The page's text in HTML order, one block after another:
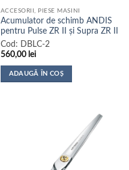
ACCESORII, PIESE MASINI
Acumulator de schimb ANDIS
pentru Pulse ZR II și Supra ZR II
Cod: DBLC-2
560,00 lei
ADAUGĂ ÎN COȘ